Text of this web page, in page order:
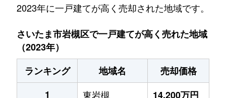
2023年に一戸建てが高く売却された地域です。
さいたま市岩槻区で一戸建てが高く売れた地域
（2023年）
ランキング
地域名
売却価格
1
東岩槻
14,200万円